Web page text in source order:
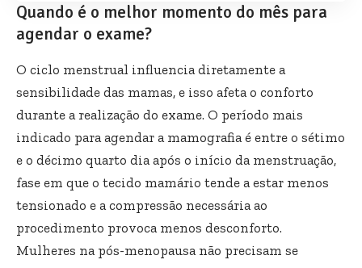
Quando é o melhor momento do mês para
agendar o exame?
O ciclo menstrual influencia diretamente a
sensibilidade das mamas, e isso afeta o conforto
durante a realização do exame. O período mais
indicado para agendar a mamografia é entre o sétimo
e o décimo quarto dia após o início da menstruação,
fase em que o tecido mamário tende a estar menos
tensionado e a compressão necessária ao
procedimento provoca menos desconforto.
Mulheres na pós-menopausa não precisam se